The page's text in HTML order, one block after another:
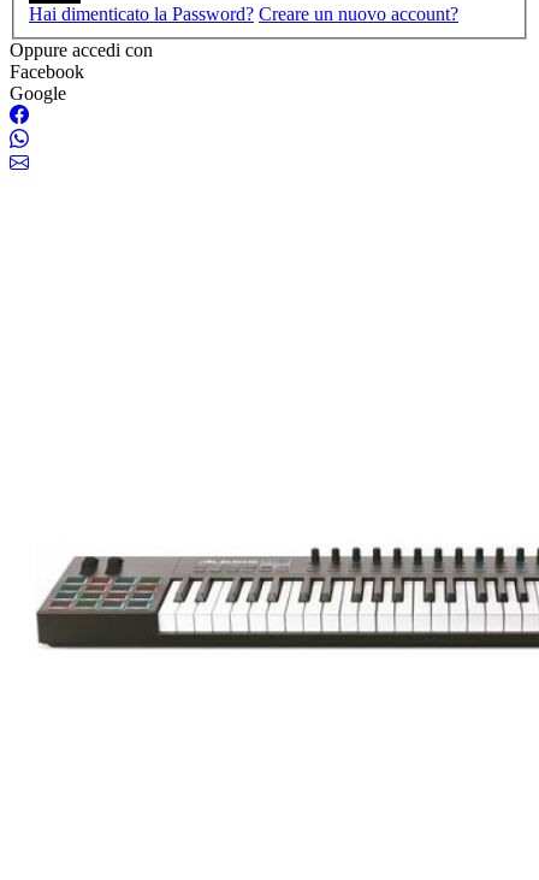
Hai dimenticato la Password? Creare un nuovo account?
Oppure accedi con
Facebook
Google